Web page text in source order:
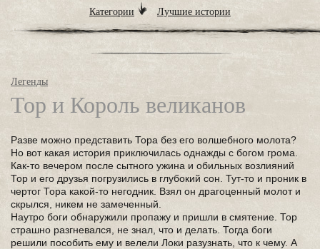
Категории Лучшие истории
Легенды
Тор и Король великанов
Разве можно представить Тора без его волшебного молота?
Но вот какая история приключилась однажды с богом грома.
Как-то вечером после сытного ужина и обильных возлияний
Тор и его друзья погрузились в глубокий сон. Тут-то и проник в
чертог Тора какой-то негодник. Взял он драгоценный молот и
скрылся, никем не замеченный.
Наутро боги обнаружили пропажу и пришли в смятение. Тор
страшно разгневался, не знал, что и делать. Тогда боги
решили пособить ему и велели Локи разузнать, что к чему. А